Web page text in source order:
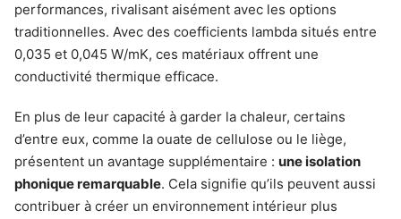
performances, rivalisant aisément avec les options
traditionnelles. Avec des coefficients lambda situés entre
0,035 et 0,045 W/mK, ces matériaux offrent une
conductivité thermique efficace.
En plus de leur capacité à garder la chaleur, certains
d’entre eux, comme la ouate de cellulose ou le liège,
présentent un avantage supplémentaire : une isolation
phonique remarquable. Cela signifie qu’ils peuvent aussi
contribuer à créer un environnement intérieur plus